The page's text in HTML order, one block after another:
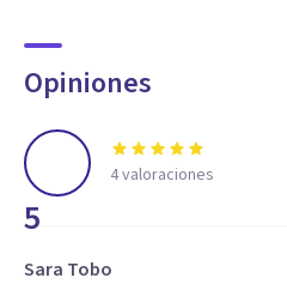
Opiniones
5
4valoraciones
Sara Tobo